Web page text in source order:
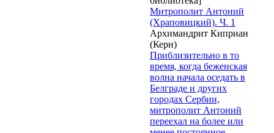
Митрополит Антоний
(Храповицкий). Ч. 1
Архимандрит Киприан
(Керн)
Приблизительно в то
время, когда беженская
волна начала оседать в
Белграде и других
городах Сербии,
митрополит Антоний
переехал на более или